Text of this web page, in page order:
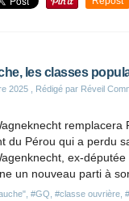
les classes
2025 , Rédigé par Réveil
#GQ #classe ouvrière
remplacera
du Pérou qui a perdu
ex-
un nouveau parti à